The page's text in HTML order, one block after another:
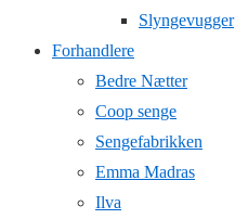
Slyngevugger
Forhandlere
Bedre Nætter
Coop senge
Sengefabrikken
Emma Madras
Ilva